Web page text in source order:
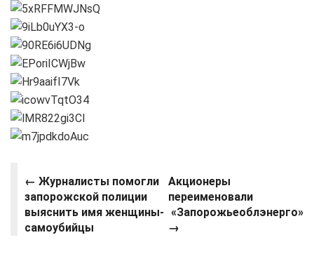
← Журналисты помогли
запорожской полиции
выяснить имя женщины-
самоубийцы
Акционеры
переименовали
«Запорожьеоблэнерго»
→